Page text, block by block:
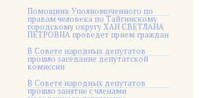
Помощник Уполномоченного по
правам человека по Тайгинскому
городскому округу ХАН СВЕТЛАНА
ПЕТРОВНА проведет прием граждан
В Совете народных депутатов
прошло заседание депутатской
комиссии
В Совете народных депутатов
прошло занятие с членами